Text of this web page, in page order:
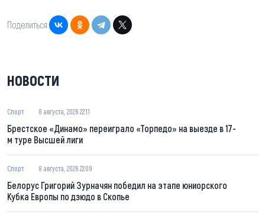
Поделиться:
НОВОСТИ
Спорт 8 августа, 2026 22:11
Брестское «Динамо» переиграло «Торпедо» на выезде в 17-
м туре Высшей лиги
Спорт 8 августа, 2026 22:09
Белорус Григорий Зурначян победил на этапе юниорского
Кубка Европы по дзюдо в Скопье